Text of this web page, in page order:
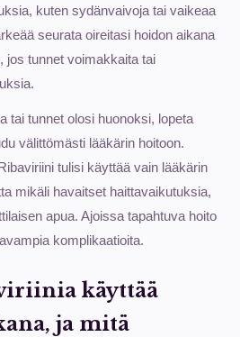
kuten sydänvaivoja tai vaikeaa
seurata oireitasi hoidon aikana
jos tunnet voimakkaita tai
tai tunnet olosi huonoksi, lopeta
välittömästi lääkärin hoitoon.
tulisi käyttää vain lääkärin
mikäli havaitset haittavaikutuksia,
apua. Ajoissa tapahtuva hoito
komplikaatioita.
käyttää
ja mitä